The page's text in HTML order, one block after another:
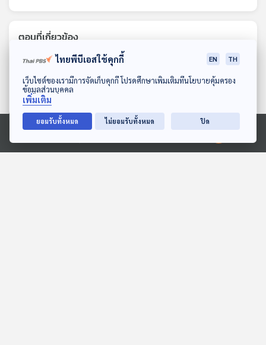
ดาวน์โหลด Thai PBS Podcast Application
Ⓒ 2020 องค์การกระจายเสียงและแพร่ภาพสาธารณะแห่งประเทศไทย
ตอนที่เกี่ยวข้อง
14:59 14:59
ไทยพีบีเอสใช้คุกกี้ EN TH
เว็บไซต์ของเรามีการจัดเก็บคุกกี้ โปรดศึกษาเพิ่มเติมที่นโยบายคุ้มครอง
ข้อมูลส่วนบุคคล
เพิ่มเติม
ยอมรับทั้งหมด ไม่ยอมรับทั้งหมด ปิด